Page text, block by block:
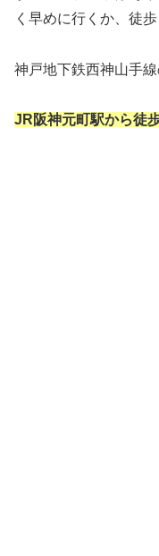
く早めに行くか、徒
神戸地下鉄西神山手
JR阪神元町駅から徒